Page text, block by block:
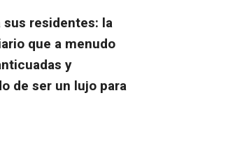
residentes: la
que a menudo
y
de ser un lujo para